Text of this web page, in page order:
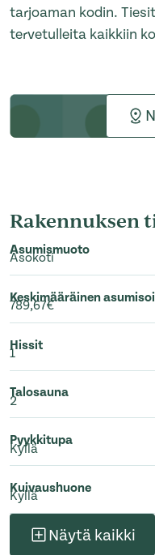
tarjoaman kodin.
tervetulleita kaikkiin
Rakennuksen
Asumismuoto
Asokoti
Keskimääräinen
789,67€
Hissit
1
Talosauna
2
Pyykkitupa
Kyllä
Kuivaushuone
Kyllä
Näytä kaikki